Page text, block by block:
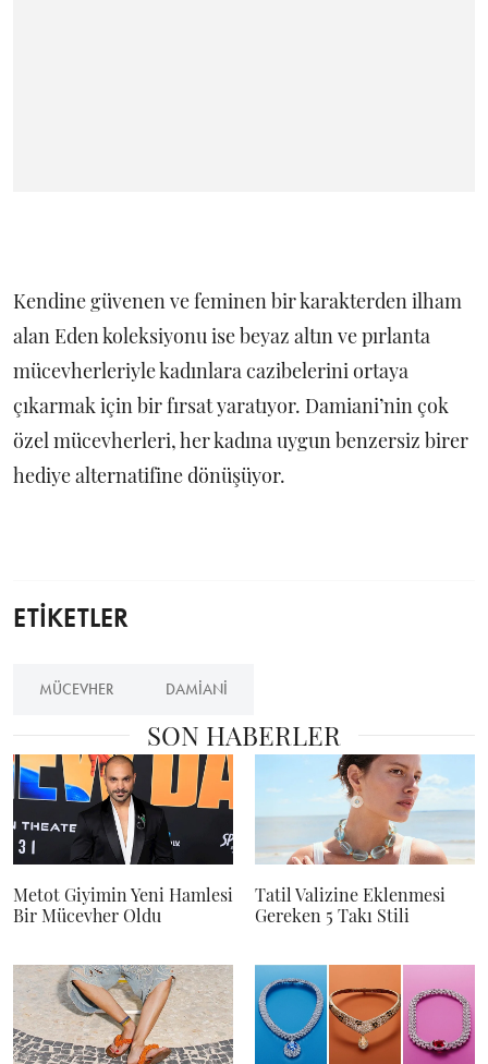
Kendine güvenen ve feminen bir karakterden ilham
alan Eden koleksiyonu ise beyaz altın ve pırlanta
mücevherleriyle kadınlara cazibelerini ortaya
çıkarmak için bir fırsat yaratıyor. Damiani’nin çok
özel mücevherleri, her kadına uygun benzersiz birer
hediye alternatifine dönüşüyor.
ETİKETLER
MÜCEVHER DAMIANI
SON HABERLER
Metot Giyimin Yeni Hamlesi
Bir Mücevher Oldu
Tatil Valizine Eklenmesi
Gereken 5 Takı Stili